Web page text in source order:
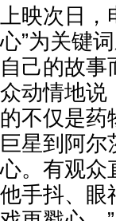
上映次日，
心”为关键
自己的故事
众动情地说
的不仅是药
巨星到阿
心。有观众
他手抖、眼